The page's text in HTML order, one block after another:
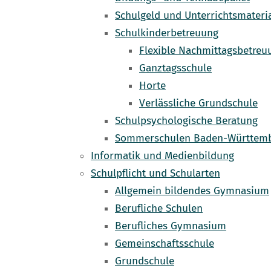
Schulgeld und
Schulkinderbetreuung
Flexible
Ganztagsschule
Horte
Verlässliche Grundschule
Schulpsychologische Beratung
Sommerschulen Baden-
Informatik und Medienbildung
Schulpflicht und Schularten
Allgemein bildendes Gymnasium
Berufliche Schulen
Berufliches Gymnasium
Gemeinschaftsschule
Grundschule